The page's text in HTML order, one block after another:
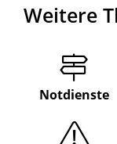
Weitere
Notdienste